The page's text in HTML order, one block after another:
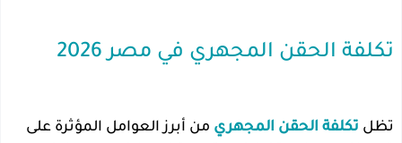
تكلفة الحقن المجهري في مصر 2026
تظل تكلفة الحقن المجهري من أبرز العوامل المؤثرة على